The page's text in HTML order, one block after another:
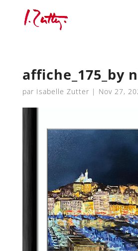
affiche_175_by
par Isabelle Zutter | Nov 27,